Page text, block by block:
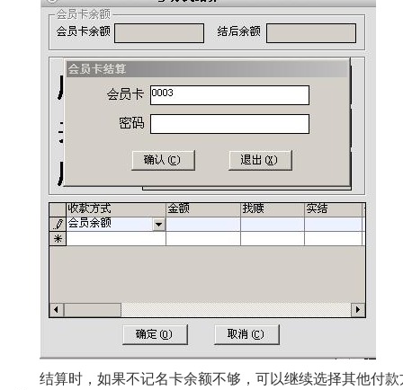
结算时，如果不记名卡余额不够，可以继续选择其他付